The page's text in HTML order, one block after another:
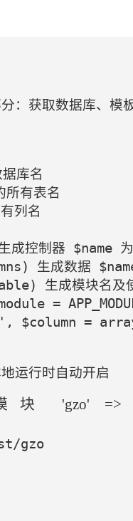
分：获取数据库
据库名
所有表名
有列名
成控制器
生成数据
生成模块名
=
$column =
本地运行时自动开
块 'gzo' =>
gzo